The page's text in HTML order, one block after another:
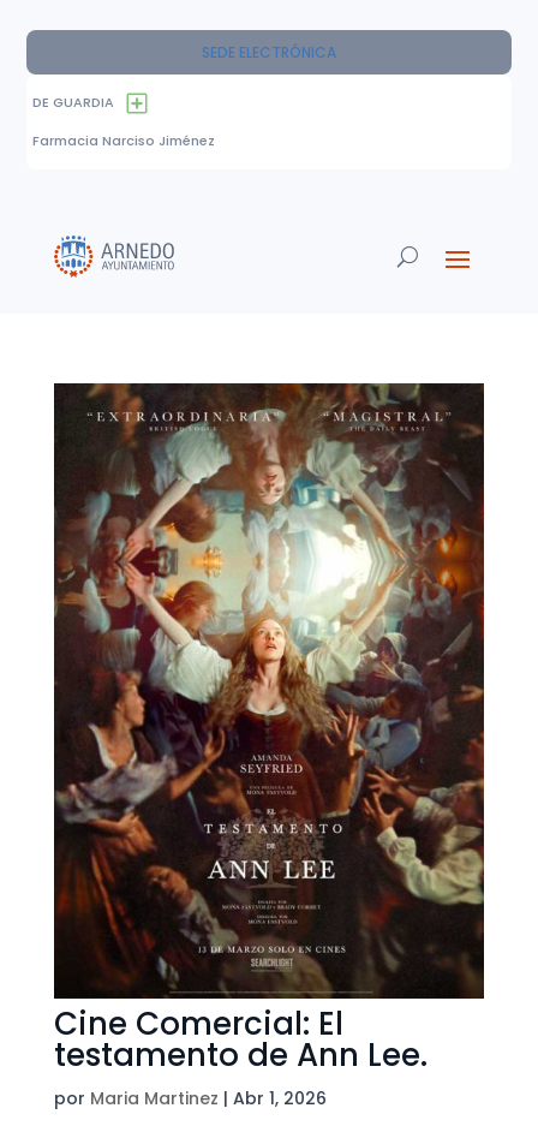
SEDE ELECTRÓNICA
DE GUARDIA
Farmacia Narciso Jiménez
Cine Comercial: El
testamento de Ann Lee.
por Maria Martinez | Abr 1, 2026